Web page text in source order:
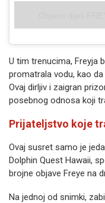
U tim trenucima, Freyja
promatrala vodu, kao
Ovaj dirljiv i zaigran
posebnog odnosa koji
Prijateljstvo koje
Ovaj susret samo je
Dolphin Quest Hawaii,
brojne objave Freye na
Na jednoj od snimki,